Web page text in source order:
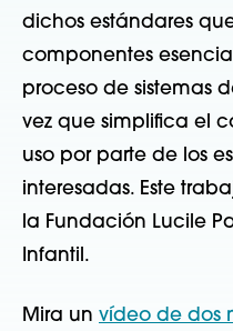
dichos estándares
componentes
proceso de sistemas
vez que simplifica el
uso por parte de los
interesadas. Este
la Fundación Lucile
Infantil.
Mira un vídeo de dos